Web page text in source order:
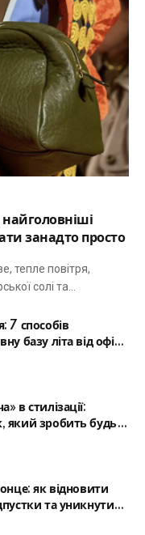
занадто просто
тепле повітря,
солі та…
7 способів
базу літа від офісу
в стилізації:
який зробить будь-
як відновити
та уникнути